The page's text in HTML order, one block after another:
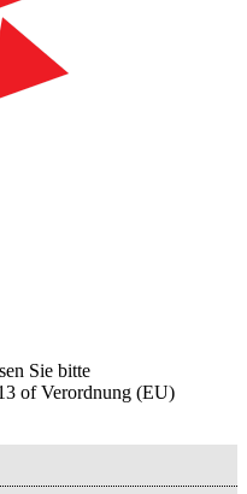
Sie bitte
оf Verordnung (EU)